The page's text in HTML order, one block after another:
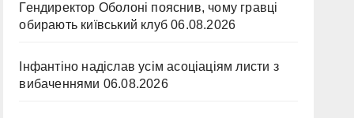
Гендиректор Оболоні пояснив, чому гравці
обирають київський клуб 06.08.2026
Інфантіно надіслав усім асоціаціям листи з
вибаченнями 06.08.2026